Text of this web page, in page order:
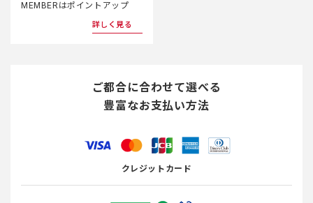
MEMBERはポイントアップ
詳しく見る
ご都合に合わせて選べる
豊富なお支払い方法
クレジットカード